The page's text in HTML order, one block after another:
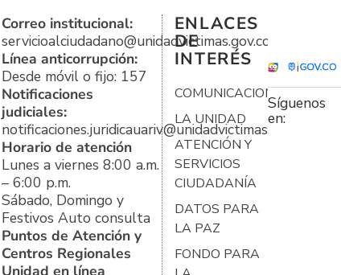
Correo institucional:
servicioalciudadano@unidadvictimas.gov.co
Línea anticorrupción:
Desde móvil o fijo: 157
Notificaciones
judiciales:
notificaciones.juridicauariv@unidadvictimas.gov.co
Horario de atención
Lunes a viernes 8:00 a.m.
– 6:00 p.m.
Sábado, Domingo y
Festivos Auto consulta
Puntos de Atención y
Centros Regionales
Unidad en línea
ENLACES
DE
INTERÉS
COMUNICACIONES
LA UNIDAD
ATENCIÓN Y
SERVICIOS
CIUDADANÍA
DATOS PARA
LA PAZ
FONDO PARA
Síguenos
en: